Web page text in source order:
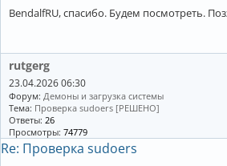
BendalfRU, спасибо. Будем посмотреть.
rutgerg
23.04.2026 06:30
Форум: Демоны и загрузка системы
Тема: Проверка sudoers [РЕШЕНО]
Ответы: 26
Просмотры: 74779
Re: Проверка sudoers